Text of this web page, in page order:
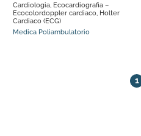
Cardiologia, Ecocardiografia –
Ecocolordoppler cardiaco, Holter
Cardiaco (ECG)
Medica Poliambulatorio
1